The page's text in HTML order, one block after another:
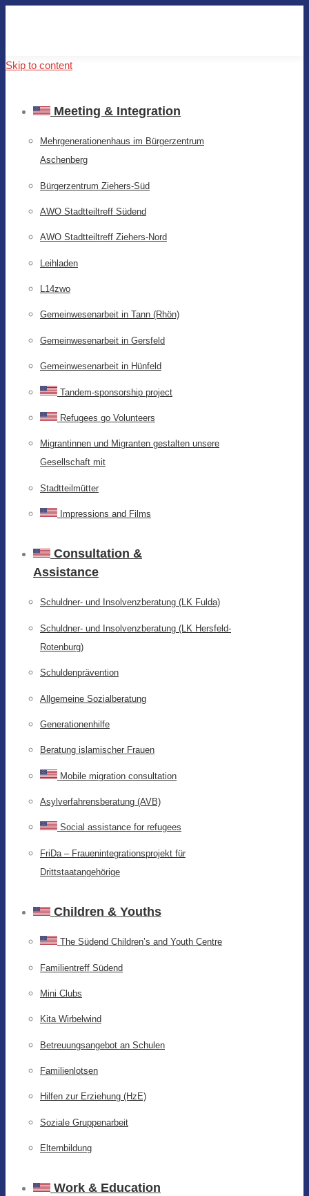
Skip to content
Meeting & Integration
Mehrgenerationenhaus im Bürgerzentrum
Aschenberg
Bürgerzentrum Ziehers-Süd
AWO Stadtteiltreff Südend
AWO Stadtteiltreff Ziehers-Nord
Leihladen
L14zwo
Gemeinwesenarbeit in Tann (Rhön)
Gemeinwesenarbeit in Gersfeld
Gemeinwesenarbeit in Hünfeld
Tandem-sponsorship project
Refugees go Volunteers
Migrantinnen und Migranten gestalten unsere
Gesellschaft mit
Stadtteilmütter
Impressions and Films
Consultation &
Assistance
Schuldner- und Insolvenzberatung (LK Fulda)
Schuldner- und Insolvenzberatung (LK Hersfeld-
Rotenburg)
Schuldenprävention
Allgemeine Sozialberatung
Generationenhilfe
Beratung islamischer Frauen
Mobile migration consultation
Asylverfahrensberatung (AVB)
Social assistance for refugees
FriDa – Frauenintegrationsprojekt für
Drittstaatangehörige
Children & Youths
The Südend Children’s and Youth Centre
Familientreff Südend
Mini Clubs
Kita Wirbelwind
Betreuungsangebot an Schulen
Familienlotsen
Hilfen zur Erziehung (HzE)
Soziale Gruppenarbeit
Elternbildung
Work & Education